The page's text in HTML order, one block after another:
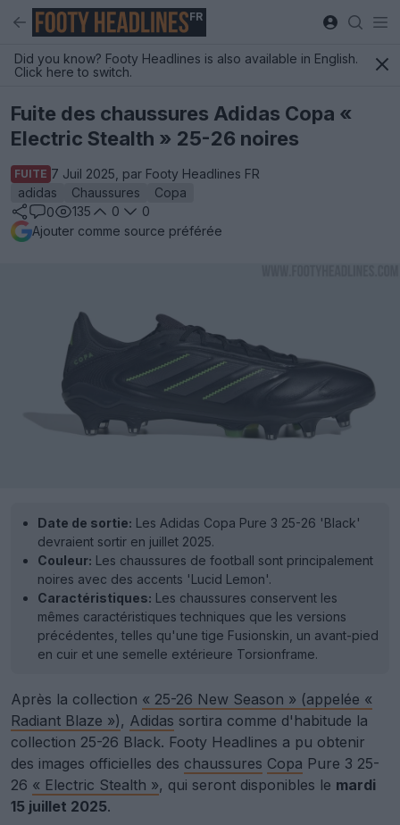
FR
Did you know? Footy Headlines is also available in English.
Click here to switch.
Fuite des chaussures Adidas Copa «
Electric Stealth » 25-26 noires
FUITE 7 Juil 2025, par Footy Headlines FR
adidas
Chaussures
Copa
0
135 0
0
Ajouter comme source préférée
Date de sortie: Les Adidas Copa Pure 3 25-26 'Black'
devraient sortir en juillet 2025.
Couleur: Les chaussures de football sont principalement
noires avec des accents 'Lucid Lemon'.
Caractéristiques: Les chaussures conservent les
mêmes caractéristiques techniques que les versions
précédentes, telles qu'une tige Fusionskin, un avant-pied
en cuir et une semelle extérieure Torsionframe.
Après la collection « 25-26 New Season » (appelée «
Radiant Blaze »), Adidas sortira comme d'habitude la
collection 25-26 Black. Footy Headlines a pu obtenir
des images officielles des chaussures Copa Pure 3 25-
26 « Electric Stealth », qui seront disponibles le mardi
15 juillet 2025.